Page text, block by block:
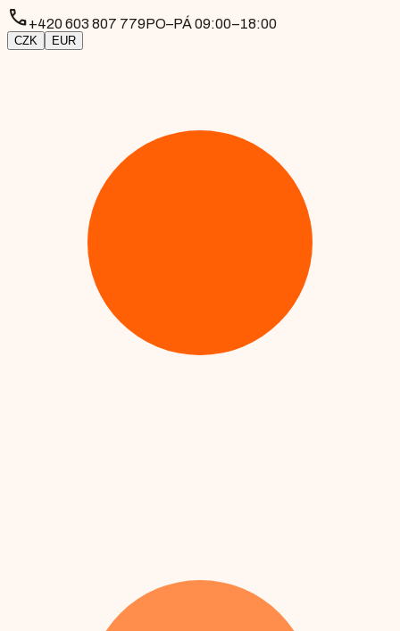
phone+420 603 807 779PO–PÁ 09:00–18:00
CZK EUR